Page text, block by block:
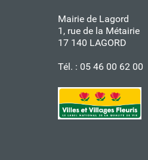
Mairie de Lagord
1, rue de la Métairie
17 140 LAGORD
Tél. : 05 46 00 62 00